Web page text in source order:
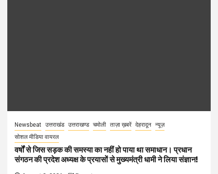
Newsbeat उत्तराखंड उत्तराखण्ड चमोली ताज़ा ख़बरें देहरादून न्यूज़
सोशल मीडिया वायरल
वर्षों से जिस सड़क की समस्या का नहीं हो पाया था समाधान। प्रधान
संगठन की प्रदेश अध्यक्ष के प्रयासों से मुख्यमंत्री धामी ने लिया संज्ञान!